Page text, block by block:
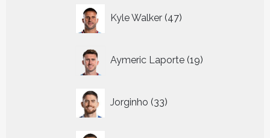
Kyle Walker 47
producten
Aymeric Laporte 19
producten
Jorginho 33
producten